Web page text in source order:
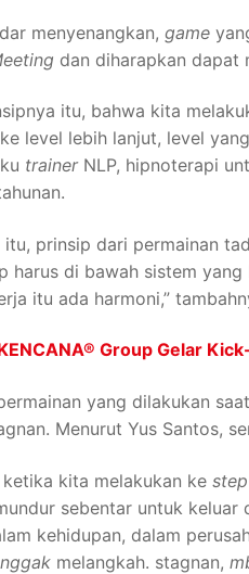
menyenangkan, game
dan diharapkan dapat
itu, bahwa kita
level lebih lanjut, level
trainer NLP, hipnoterapi
itu, prinsip dari permainan
harus di bawah sistem yang
itu ada harmoni,”
Group Gelar
yang dilakukan
Menurut Yus Santos,
ketika kita melakukan ke step
sebentar untuk
kehidupan, dalam
nggak melangkah. stagnan,